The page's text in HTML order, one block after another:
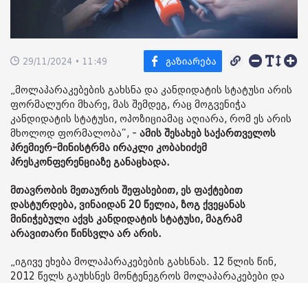
29/11/2024 • 11:49
„მოლაპარაკებების გახსნა და კანდიდატის სტატუსი არის
ფორმალური მხარე, მას შემდეგ, რაც მოგვენიჭა
კანდიდატის სტატუსი, ოპოზიციამაც აღიარა, რომ ეს არის
მხოლოდ ფორმალობა“, - ამის შესახებ საქართველოს
პრემიერ-მინისტრმა ირაკლი კობახიძემ
პრესკონფერენციაზე განაცხადა.
მთავრობის მეთაურის შეფასებით, ეს ფაქტებით
დასტურდება, ვინაიდან 20 წელია, ზოგ ქვეყანას
მინიჭებული აქვს კანდიდატის სტატუსი, მაგრამ
არავითარი წინსვლა არ არის.
„იგივე ეხება მოლაპარაკებების გახსნას. 12 წლის წინ,
2012 წელს გაუხსნეს მონტენეგროს მოლაპარაკებები და